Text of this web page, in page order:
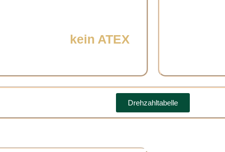
kein ATEX
Drehzahltabelle